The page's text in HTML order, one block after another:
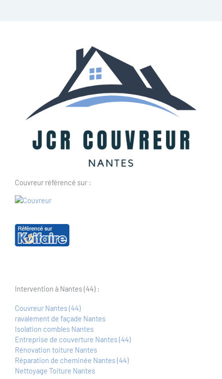
Couvreur référencé sur :
Couvreur Nantes (44)
ravalement de façade Nantes
Isolation combles Nantes
Entreprise de couverture Nantes (44)
Rénovation toiture Nantes
Réparation de cheminée Nantes (44)
Nettoyage Toiture Nantes